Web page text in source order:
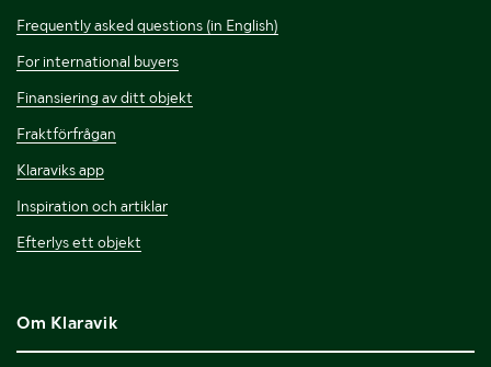
Frequently asked questions (in English)
For international buyers
Finansiering av ditt objekt
Fraktförfrågan
Klaraviks app
Inspiration och artiklar
Efterlys ett objekt
Om Klaravik